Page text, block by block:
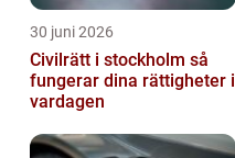
30 juni 2026
Civilrätt i stockholm så
fungerar dina rättigheter i
vardagen